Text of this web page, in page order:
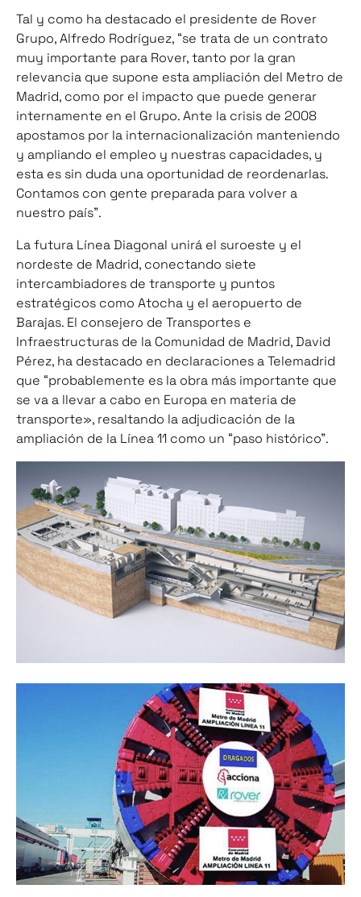
Tal y como ha destacado el presidente de Rover
Grupo, Alfredo Rodríguez, “se trata de un contrato
muy importante para Rover, tanto por la gran
relevancia que supone esta ampliación del Metro de
Madrid, como por el impacto que puede generar
internamente en el Grupo. Ante la crisis de 2008
apostamos por la internacionalización manteniendo
y ampliando el empleo y nuestras capacidades, y
esta es sin duda una oportunidad de reordenarlas.
Contamos con gente preparada para volver a
nuestro país”.
La futura Línea Diagonal unirá el suroeste y el
nordeste de Madrid, conectando siete
intercambiadores de transporte y puntos
estratégicos como Atocha y el aeropuerto de
Barajas. El consejero de Transportes e
Infraestructuras de la Comunidad de Madrid, David
Pérez, ha destacado en declaraciones a Telemadrid
que “probablemente es la obra más importante que
se va a llevar a cabo en Europa en materia de
transporte», resaltando la adjudicación de la
ampliación de la Línea 11 como un “paso histórico”.